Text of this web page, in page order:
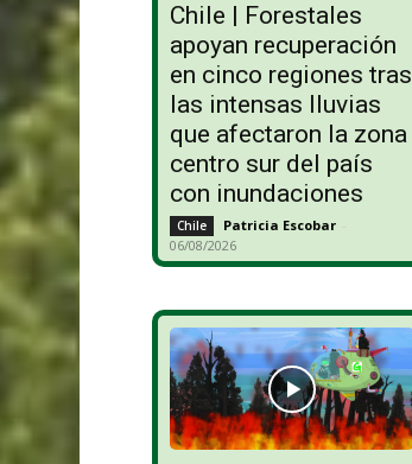
Chile | Forestales
apoyan recuperación
en cinco regiones tras
las intensas lluvias
que afectaron la zona
centro sur del país
con inundaciones
Chile Patricia Escobar -
06/08/2026